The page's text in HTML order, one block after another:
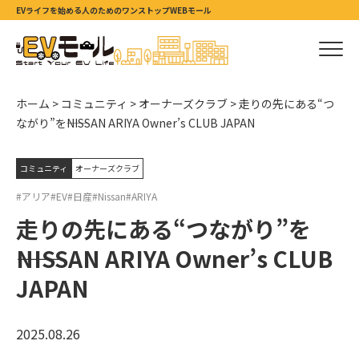
EVライフを始める人のためのワンストップWEBモール
ホーム > コミュニティ > オーナーズクラブ >走りの先にある“つ
ながり”を――NISSAN ARIYA Owner’s CLUB JAPAN
コミュニティ オーナーズクラブ
#アリア#EV#日産#Nissan#ARIYA
走りの先にある“つながり”を
――NISSAN ARIYA Owner’s CLUB
JAPAN
2025.08.26